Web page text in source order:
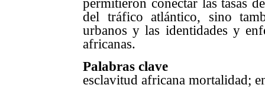
del tráfico atlántico, sino
urbanos y las identidades y
africanas.
Palabras clave
esclavitud africana mortalidad;